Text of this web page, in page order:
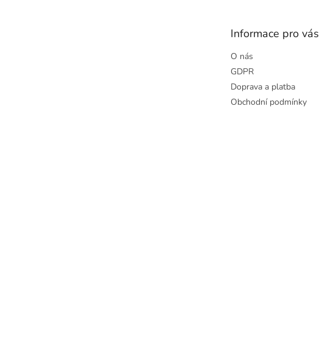
Informace pro vás
O nás
GDPR
Doprava a platba
Obchodní podmínky